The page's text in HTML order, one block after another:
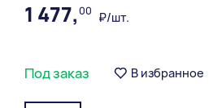
1 477,00 ₽/шт.
Под заказ В избранное